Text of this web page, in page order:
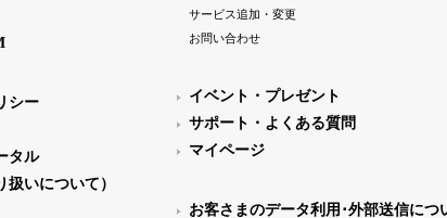
シー
タル
扱いについて）
サービス追加・変更
お問い合わせ
イベント・プレゼント
サポート・よくある質問
マイページ
お客さまのデータ利用･外部送信につ